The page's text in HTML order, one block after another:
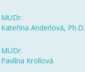
MUDr.
Kateřina Anderlová, Ph.D.
MUDr.
Pavlína Krollová